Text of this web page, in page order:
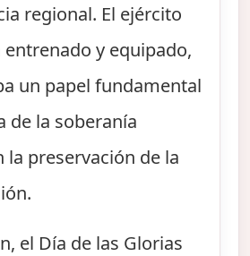
regional. El ejército
y equipado,
un papel fundamental
de la soberanía
la preservación de la
el Día de las Glorias